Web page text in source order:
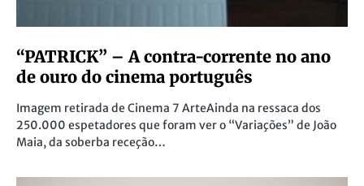
“PATRICK” – A contra-corrente no ano
de ouro do cinema português
Imagem retirada de Cinema 7 ArteAinda na ressaca dos
250.000 espetadores que foram ver o “Variações” de João
Maia, da soberba receção…